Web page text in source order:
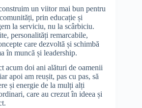
un viitor mai bun pentru
prin educație și
la serviciu, nu la scârbiciu.
personalități remarcabile,
care dezvoltă și schimbă
în muncă și leadership.
acum doi ani alături de oamenii
apoi am reușit, pas cu pas, să
și energie de la mulți alți
care au crezut în ideea și